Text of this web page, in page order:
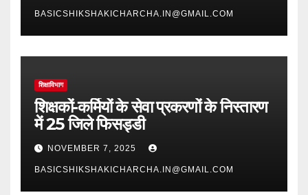
BASICSHIKSHAKICHARCHA.IN@GMAIL.COM
शिक्षाविभाग
शिक्षकों-कर्मियों के सेवा प्रकरणों के निस्तारण
में 25 जिले फिसड्डी
NOVEMBER 7, 2025
BASICSHIKSHAKICHARCHA.IN@GMAIL.COM